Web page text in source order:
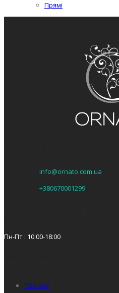
Прямі
info@ornato.com.ua
+380670001299
Пн-Пт : 10:00-18:00
Про нас